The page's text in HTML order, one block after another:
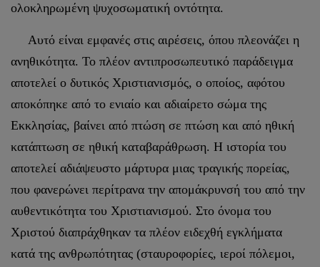
ολοκληρωμένη ψυχοσωματική οντότητα.
Αυτό είναι εμφανές στις αιρέσεις, όπου πλεονάζει η
ανηθικότητα. Το πλέον αντιπροσωπευτικό παράδειγμα
αποτελεί ο δυτικός Χριστιανισμός, ο οποίος, αφότου
αποκόπηκε από το ενιαίο και αδιαίρετο σώμα της
Εκκλησίας, βαίνει από πτώση σε πτώση και από ηθική
κατάπτωση σε ηθική καταβαράθρωση. Η ιστορία του
αποτελεί αδιάψευστο μάρτυρα μιας τραγικής πορείας,
που φανερώνει περίτρανα την απομάκρυνσή του από την
αυθεντικότητα του Χριστιανισμού. Στο όνομα του
Χριστού διαπράχθηκαν τα πλέον ειδεχθή εγκλήματα
κατά της ανθρωπότητας (σταυροφορίες, ιεροί πόλεμοι,